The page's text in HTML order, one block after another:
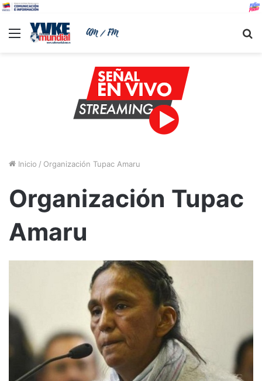
Menu
Inicio / Organización Tupac Amaru
Organización Tupac
Amaru